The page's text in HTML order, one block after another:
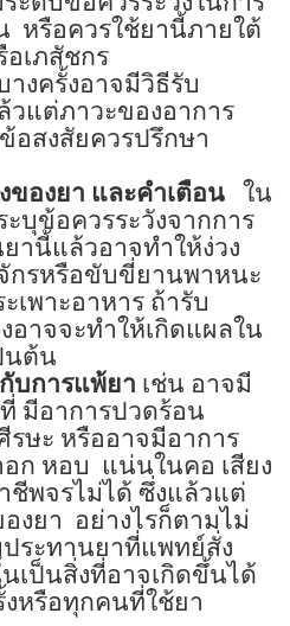
หรือควรใช้ยานี้ภายใต้
เภสัชกร
างครั้งอาจมีวิธีรับ
แต่ภาวะของอาการ
อสงสัยควรปรึกษา
ของยา และคำเตือน
ใน
บุข้อควรระวังจากการ
านี้แล้วอาจทำให้ง่วง
กรหรือขับขี่ยานพาหนะ
เพาะอาหาร ถ้ารับ
าจจะทำให้เกิดแผลใน
นต้น
บการแพ้ยา เช่น อาจมี
มีอาการปวดร้อน
ษะ หรืออาจมีอาการ
ก หอบ แน่นในคอ เสียง
พจรไม่ได้ ซึ่งแล้วแต่
งยา อย่างไรก็ตามไม่
ระทานยาที่แพทย์สั่ง
เป็นสิ่งที่อาจเกิดขึ้นได้
หรือทุกคนที่ใช้ยา